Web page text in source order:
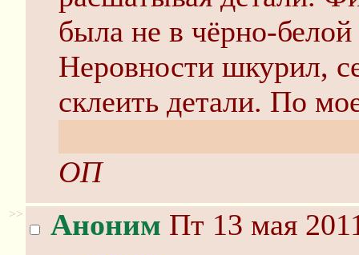
была не в чёрно-
Неровности шкурил,
склеить детали. По
ОП
>> Аноним Пт 13 мая